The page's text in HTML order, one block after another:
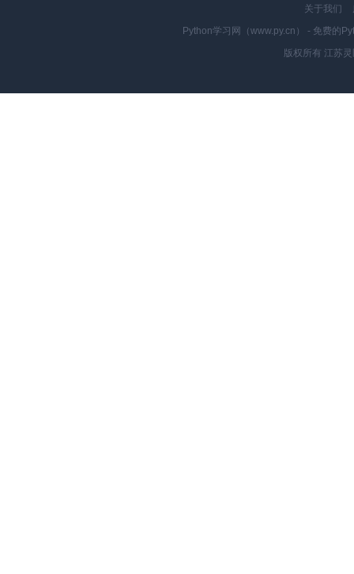
关于我们
Python学习网（www.py.cn） - 免费的
版权所有 江苏